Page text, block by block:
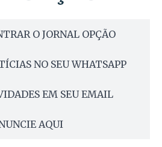
O JORNAL OPÇÃO
NO SEU WHATSAPP
EM SEU EMAIL
AQUI